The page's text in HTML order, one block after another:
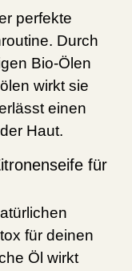
perfekte
Durch
Bio-Ölen
wirkt sie
einen
Haut.
für
für deinen
Öl wirkt